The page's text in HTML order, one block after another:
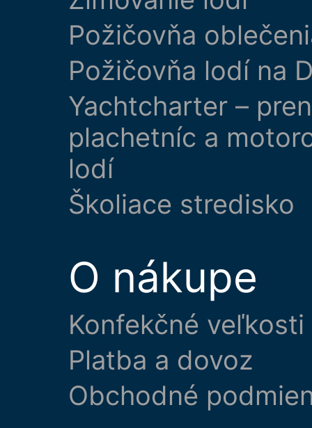
Požičovňa
Požičovňa lodí na
Yachtcharter –
plachetníc a
lodí
Školiace stredisko
O nákupe
Konfekčné veľkosti
Platba a dovoz
Obchodné